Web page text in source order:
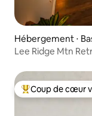
Hébergement ⋅
Lee Ridge Mtn
Coups de cœur
Coup de cœur